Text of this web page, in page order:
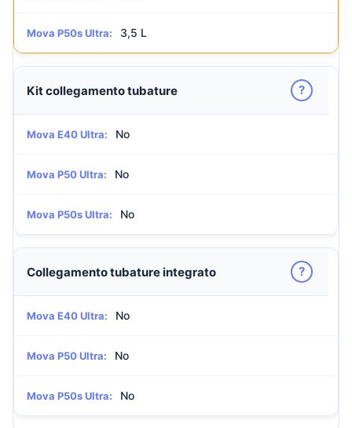
Mova P50s Ultra: 3,5 L
Kit collegamento tubature ?
Mova E40 Ultra: No
Mova P50 Ultra: No
Mova P50s Ultra: No
Collegamento tubature integrato ?
Mova E40 Ultra: No
Mova P50 Ultra: No
Mova P50s Ultra: No